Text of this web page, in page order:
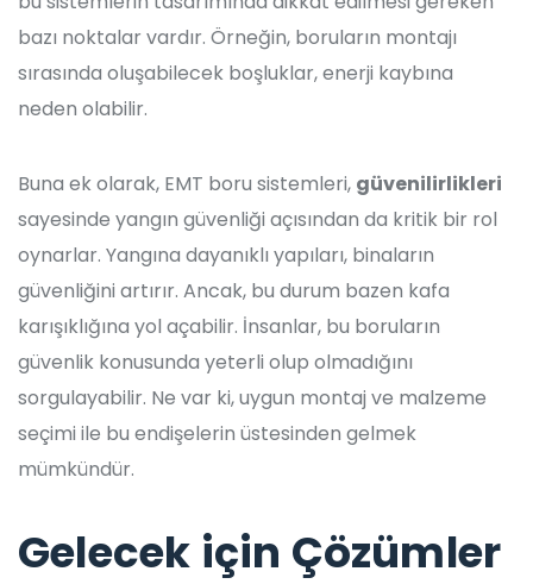
bazı noktalar vardır. Örneğin, boruların montajı
sırasında oluşabilecek boşluklar, enerji kaybına
neden olabilir.
Buna ek olarak, EMT boru sistemleri, güvenilirlikleri
sayesinde yangın güvenliği açısından da kritik bir rol
oynarlar. Yangına dayanıklı yapıları, binaların
güvenliğini artırır. Ancak, bu durum bazen kafa
karışıklığına yol açabilir. İnsanlar, bu boruların
güvenlik konusunda yeterli olup olmadığını
sorgulayabilir. Ne var ki, uygun montaj ve malzeme
seçimi ile bu endişelerin üstesinden gelmek
mümkündür.
Gelecek için Çözümler